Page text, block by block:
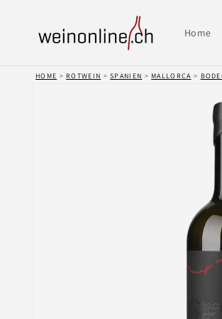
Home
HOME > ROTWEIN >SPANIEN > MALLORCA >